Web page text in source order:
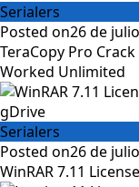
Serialers
Posted on26 de
TeraCopy Pro
Worked Unlimited
Serialers
Posted on26 de
WinRAR 7.11